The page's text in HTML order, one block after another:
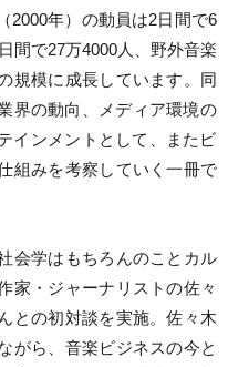
2000年）の動員は2日間で6
間で27万4000人、野外音楽
規模に成長しています。同
界の動向、メディア環境の
インメントとして、またビ
組みを考察していく一冊で
会学はもちろんのことカル
家・ジャーナリストの佐々
との初対談を実施。佐々木
がら、音楽ビジネスの今と